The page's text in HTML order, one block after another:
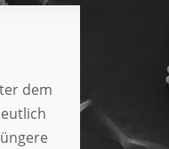
dem